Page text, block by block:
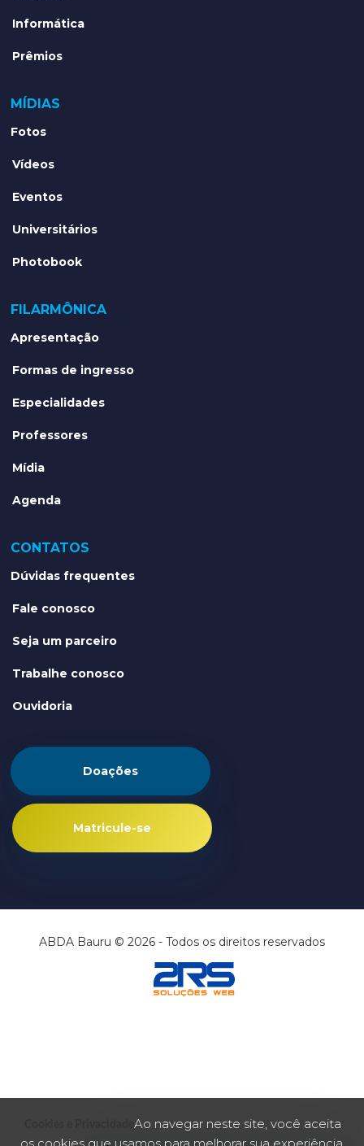
Informática
Prêmios
MÍDIAS
Fotos
Vídeos
Eventos
Universitários
Photobook
FILARMÔNICA
Apresentação
Formas de ingresso
Especialidades
Professores
Mídia
Agenda
CONTATOS
Dúvidas frequentes
Fale conosco
Seja um parceiro
Trabalhe conosco
Ouvidoria
Doações
Matricule-se
ABDA Bauru © 2026 - Todos os direitos reservados
Ao navegar neste site, você aceita